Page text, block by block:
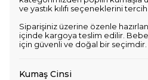
ve yastık kılıfı seçeneklerini
Siparişiniz üzerine özenle
içinde kargoya teslim edilir.
için güvenli ve doğal bir seçimdir.
Kumaş Cinsi